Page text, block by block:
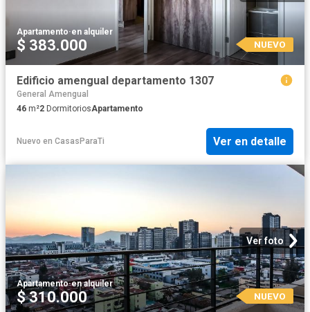
Apartamento·en alquiler
$ 383.000 NUEVO
Edificio amengual departamento 1307
General Amengual
46 m²2 DormitoriosApartamento
Nuevo en CasasParaTi Ver en detalle
Ver foto
Apartamento·en alquiler
$ 310.000 NUEVO